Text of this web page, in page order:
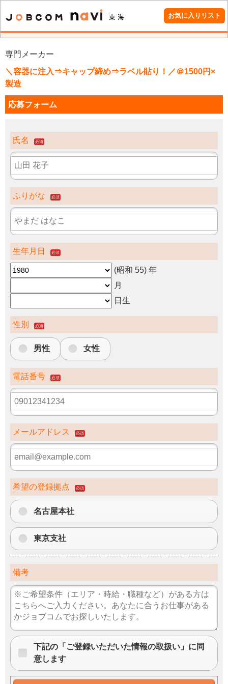
お気に入りリスト
専門メーカー
＼容器に注入⇒キャップ締め⇒ラベル貼り！／＠1500円×
製造
応募フォーム
氏名 必須
ふりがな 必須
生年月日 必須
(昭和 55) 年
月
日生
性別 必須
男性 女性
電話番号 必須
メールアドレス 必須
希望の登録拠点 必須
名古屋本社
東京支社
備考
下記の「ご登録いただいた情報の取扱い」に同
意します